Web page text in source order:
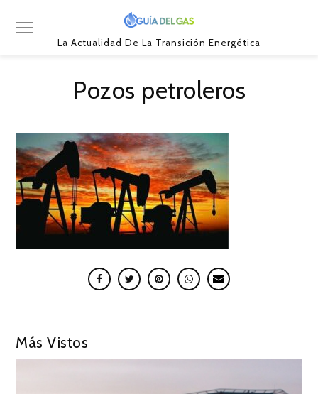
La Actualidad De La Transición Energética
Pozos petroleros
Más Vistos